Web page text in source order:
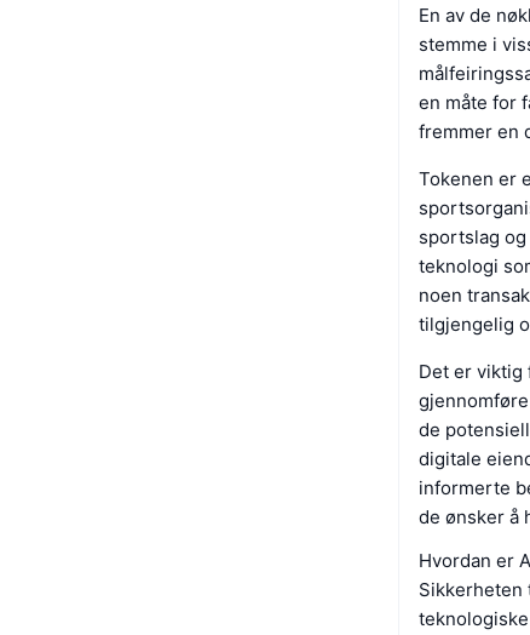
En av de
stemme i
en måte for
fremmer en
Tokenen er
sportslag
teknologi
noen
tilgjengelig
Det er viktig
de
digitale
informerte
de ønsker å
Hvordan er
Sikkerheten